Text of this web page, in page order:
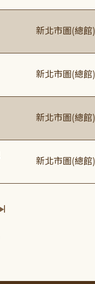
新北市圖(總館)
新北市圖(總館)
新北市圖(總館)
新北市圖(總館)